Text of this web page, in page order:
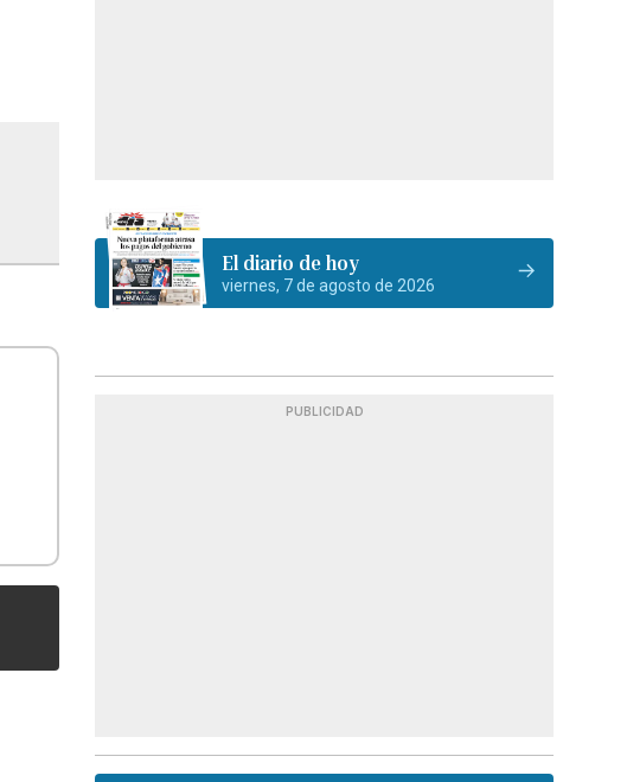
El diario de hoy
viernes, 7 de agosto de 2026
PUBLICIDAD